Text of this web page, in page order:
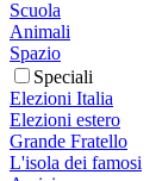
Scuola
Animali
Spazio
Speciali
Elezioni Italia
Elezioni estero
Grande Fratello
L'isola dei famosi